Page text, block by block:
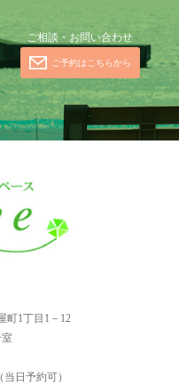
ご相談・お問い合わせ
ご予約はこちらから
町1丁目1－12
室
当日予約可）